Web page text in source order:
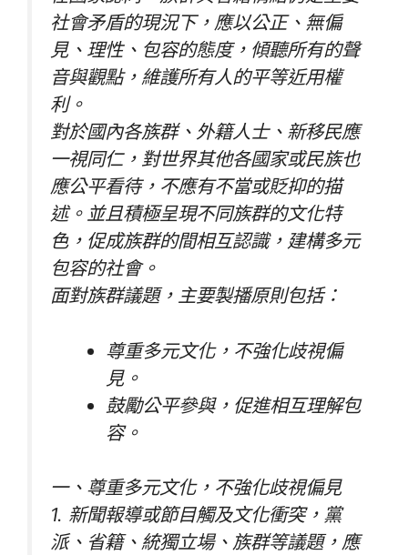
社會矛盾的現況下，應以公正、無偏
見、理性、包容的態度，傾聽所有的聲
音與觀點，維護所有人的平等近用權
利。
對於國內各族群、外籍人士、新移民應
一視同仁，對世界其他各國家或民族也
應公平看待，不應有不當或貶抑的描
述。並且積極呈現不同族群的文化特
色，促成族群的間相互認識，建構多元
包容的社會。
面對族群議題，主要製播原則包括：
尊重多元文化，不強化歧視偏
見。
鼓勵公平參與，促進相互理解包
容。
一、尊重多元文化，不強化歧視偏見
1. 新聞報導或節目觸及文化衝突，黨
派、省籍、統獨立場、族群等議題，應